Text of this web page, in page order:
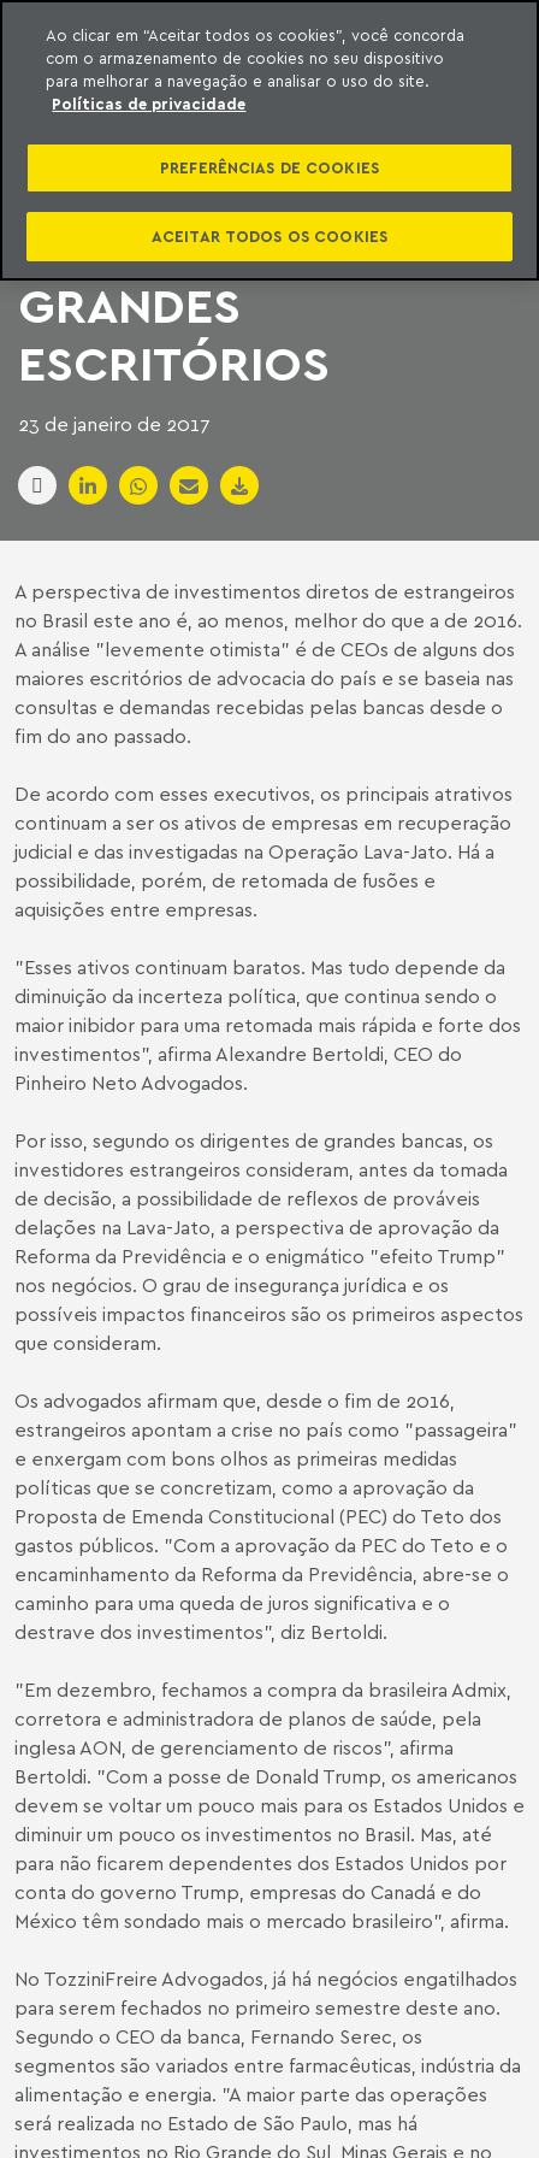
o conteúdo
Machado Meyer
CONSULTAS DE
ESTRANGEIROS
LEVAM OTIMISMO A
GRANDES
ESCRITÓRIOS
23 de janeiro de 2017
A perspectiva de investimentos diretos de estrangeiros
no Brasil este ano é, ao menos, melhor do que a de 2016.
A análise "levemente otimista" é de CEOs de alguns dos
maiores escritórios de advocacia do país e se baseia nas
consultas e demandas recebidas pelas bancas desde o
fim do ano passado.
De acordo com esses executivos, os principais atrativos
continuam a ser os ativos de empresas em recuperação
judicial e das investigadas na Operação Lava-Jato. Há a
possibilidade, porém, de retomada de fusões e
aquisições entre empresas.
"Esses ativos continuam baratos. Mas tudo depende da
diminuição da incerteza política, que continua sendo o
maior inibidor para uma retomada mais rápida e forte dos
investimentos", afirma Alexandre Bertoldi, CEO do
Pinheiro Neto Advogados.
Por isso, segundo os dirigentes de grandes bancas, os
investidores estrangeiros consideram, antes da tomada
de decisão, a possibilidade de reflexos de prováveis
delações na Lava-Jato, a perspectiva de aprovação da
Reforma da Previdência e o enigmático "efeito Trump"
nos negócios. O grau de insegurança jurídica e os
possíveis impactos financeiros são os primeiros aspectos
que consideram.
Os advogados afirmam que, desde o fim de 2016,
estrangeiros apontam a crise no país como "passageira"
e enxergam com bons olhos as primeiras medidas
políticas que se concretizam, como a aprovação da
Proposta de Emenda Constitucional (PEC) do Teto dos
gastos públicos. "Com a aprovação da PEC do Teto e o
encaminhamento da Reforma da Previdência, abre-se o
caminho para uma queda de juros significativa e o
destrave dos investimentos", diz Bertoldi.
"Em dezembro, fechamos a compra da brasileira Admix,
corretora e administradora de planos de saúde, pela
inglesa AON, de gerenciamento de riscos", afirma
Bertoldi. "Com a posse de Donald Trump, os americanos
devem se voltar um pouco mais para os Estados Unidos e
diminuir um pouco os investimentos no Brasil. Mas, até
para não ficarem dependentes dos Estados Unidos por
conta do governo Trump, empresas do Canadá e do
México têm sondado mais o mercado brasileiro", afirma.
No TozziniFreire Advogados, já há negócios engatilhados
para serem fechados no primeiro semestre deste ano.
Segundo o CEO da banca, Fernando Serec, os
segmentos são variados entre farmacêuticas, indústria da
alimentação e energia. "A maior parte das operações
será realizada no Estado de São Paulo, mas há
investimentos no Rio Grande do Sul, Minas Gerais e no
Ao clicar em “Aceitar todos os cookies”, você concorda
com o armazenamento de cookies no seu dispositivo
para melhorar a navegação e analisar o uso do site.
Políticas de privacidade
PREFERÊNCIAS DE COOKIES
ACEITAR TODOS OS COOKIES